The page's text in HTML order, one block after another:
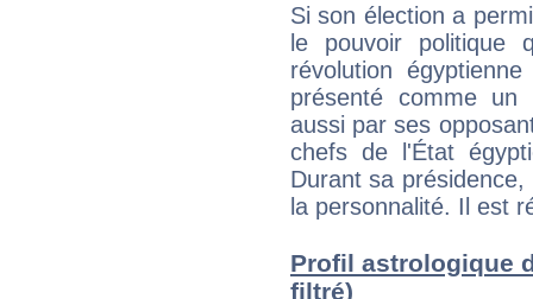
Si son élection a
le pouvoir
révolution
présenté comme un
aussi par ses
chefs de l'État
Durant sa
la personnalité. Il est
Profil astrologique
filtré)